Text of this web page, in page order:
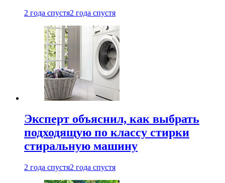
2 года спустя2 года спустя
Эксперт объяснил, как выбрать
подходящую по классу стирки
стиральную машину
2 года спустя2 года спустя